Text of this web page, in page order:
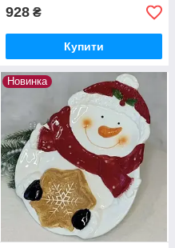
928 ₴
Купити
Новинка